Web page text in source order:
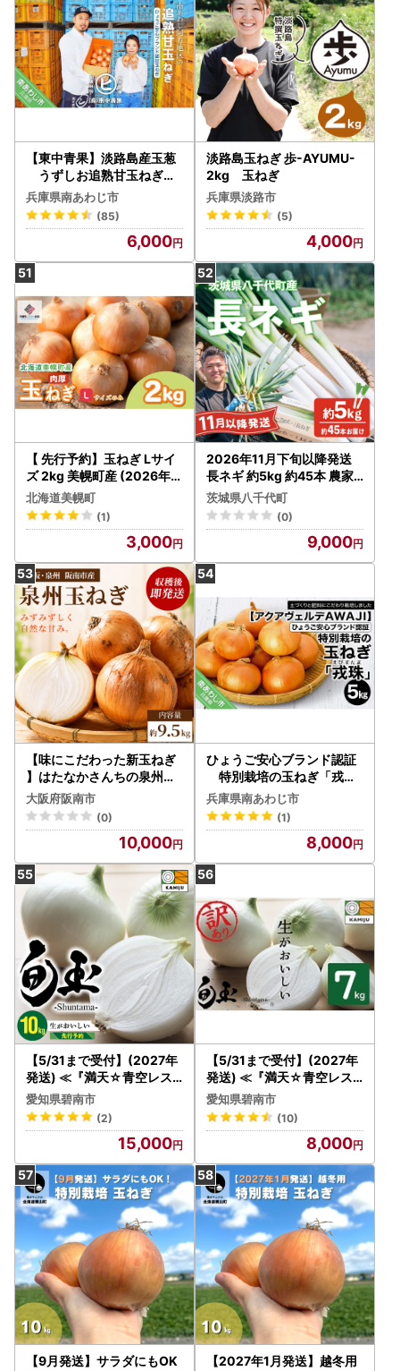
【東中青果】淡路島産玉葱
うずしお追熟甘玉ねぎ
3kg
兵庫県南あわじ市
(85)
6,000
淡路島玉ねぎ 歩-AYUMU-
2kg 玉ねぎ
兵庫県淡路市
(5)
4,000
【 先行予約】玉ねぎ Lサイ
ズ 2kg 美幌町産 (2026年1
0月以降順次発送) たまねぎ
AF
北海道美幌町
(1)
3,000
2026年11月下旬以降発送
長ネギ 約5kg 約45本 農家
直送
茨城県八千代町
(0)
9,000
【味にこだわった新玉ねぎ
】はたなかさんちの泉州玉
ねぎ9.5Kg
大阪府阪南市
(0)
10,000
ひょうご安心ブランド認証
特別栽培の玉ねぎ「戎珠
（えびすたま）」５kg
兵庫県南あわじ市
(1)
8,000
【5/31まで受付】(2027年
発送) ≪『満天☆青空レス
トラン』で紹介されました
！≫新玉ねぎ 生がおいしい
神重農産のブランド玉ねぎ
「旬玉」10kg ブランド玉
ねぎ 玉ねぎ 国産 愛知県産
野菜 やさい 農家直送 畑直
送 旬 期間限定 たまねぎ 旬
特産 高評価 高リピート 人
気 H105-221
愛知県碧南市
(2)
15,000
【5/31まで受付】(2027年
発送) ≪『満天☆青空レス
トラン』で紹介されました
！≫ 訳あり 新玉ねぎ 生が
おいしい 神重農産のブラン
ド玉ねぎ「旬玉」7kg ブラ
ンド玉ねぎ 玉ねぎ 国産 愛
知県産 野菜 やさい 農家直
送 畑直送 旬 期間限定 たま
ねぎ 旬 特産 高評価 高リピ
ート 人気 H105-201
愛知県碧南市
(10)
8,000
【9月発送】サラダにもOK
【2027年1月発送】越冬用